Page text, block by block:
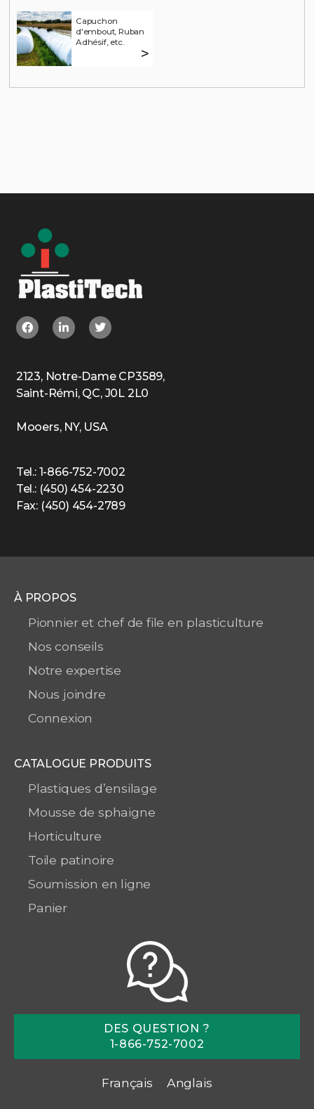
Capuchon
d'embout, Ruban
Adhésif, etc.
>
2123, Notre-Dame CP3589,
Saint-Rémi, QC, J0L 2L0
Mooers, NY, USA
Tel.: 1-866-752-7002
Tel.: (450) 454-2230
Fax: (450) 454-2789
À PROPOS
Pionnier et chef de file en plasticulture
Nos conseils
Notre expertise
Nous joindre
Connexion
CATALOGUE PRODUITS
Plastiques d’ensilage
Mousse de sphaigne
Horticulture
Toile patinoire
Soumission en ligne
Panier
DES QUESTION ?
1-866-752-7002
Français Anglais